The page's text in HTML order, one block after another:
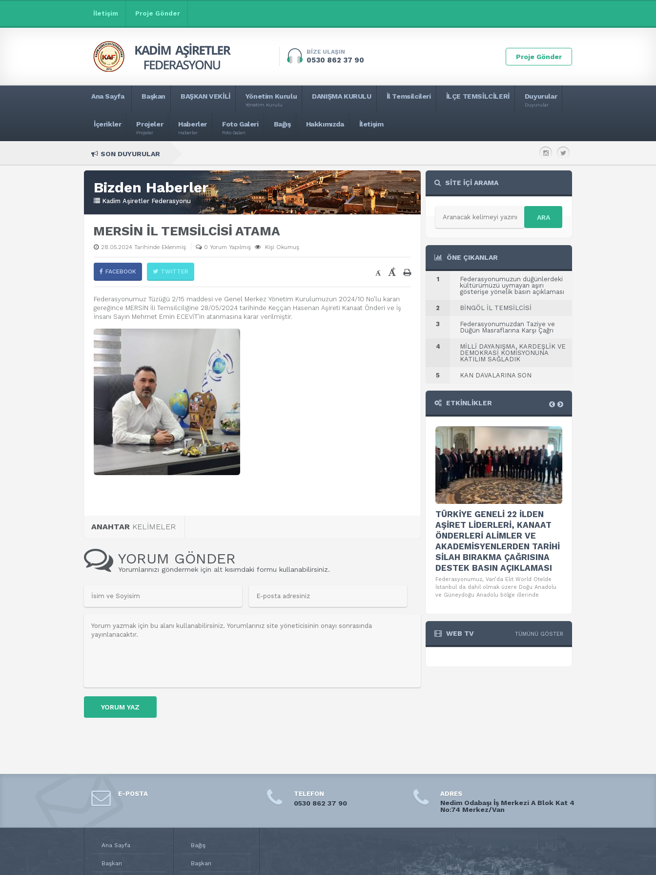
İletişim Proje Gönder
BİZE ULAŞIN
0530 862 37 90 Proje Gönder
Ana Sayfa Başkan BAŞKAN VEKİLİ Yönetim Kurulu
Yönetim Kurulu
DANIŞMA KURULU İl Temsilcileri İLÇE TEMSİLCİLERİ Duyurular
Duyurular
İçerikler Projeler
Projeler
Haberler
Haberler
Foto Galeri
Foto Galeri
Bağış Hakkımızda İletişim
SON DUYURULAR
Bizden Haberler
Kadim Aşiretler Federasyonu
MERSİN İL TEMSİLCİSİ ATAMA
28.05.2024 Tarihinde Eklenmiş 0 Yorum Yapılmış Kişi Okumuş
FACEBOOK TWITTER - +
Federasyonumuz Tüzüğü 2/15 maddesi ve Genel Merkez Yönetim Kurulumuzun 2024/10 No’lu kararı
gereğince MERSİN İli Temsilciliğine 28/05/2024 tarihinde Keççan Hasenan Aşireti Kanaat Önderi ve İş
İnsanı Sayın Mehmet Emin ECEVİT’in atanmasına karar verilmiştir.
ANAHTAR KELİMELER
YORUM GÖNDER
Yorumlarınızı göndermek için alt kısımdaki formu kullanabilirsiniz.
YORUM YAZ
SİTE İÇİ ARAMA
ARA
ÖNE ÇIKANLAR
1
Federasyonumuzun düğünlerdeki
kültürümüzü uymayan aşırı
gösterişe yönelik basın açıklaması
2 BİNGÖL İL TEMSİLCİSİ
3
Federasyonumuzdan Taziye ve
Düğün Masraflarına Karşı Çağrı
4
MİLLİ DAYANIŞMA, KARDEŞLİK VE
DEMOKRASİ KOMİSYONUNA
KATILIM SAĞLADIK
5 KAN DAVALARINA SON
ETKİNLİKLER
TÜRKİYE GENELİ 22 İLDEN
AŞİRET LİDERLERİ, KANAAT
ÖNDERLERİ ALİMLER VE
AKADEMİSYENLERDEN TARİHİ
SİLAH BIRAKMA ÇAĞRISINA
DESTEK BASIN AÇIKLAMASI
Federasyonumuz, Van’da Elit World Otelde
İstanbul da dahil olmak üzere Doğu Anadolu
ve Güneydoğu Anadolu bölge illerinde
WEB TV TÜMÜNÜ GÖSTER
E-POSTA TELEFON
0530 862 37 90
ADRES
Nedim Odabaşı İş Merkezi A Blok Kat 4
No:74 Merkez/Van
Ana Sayfa
Başkan
Bağış
Başkan